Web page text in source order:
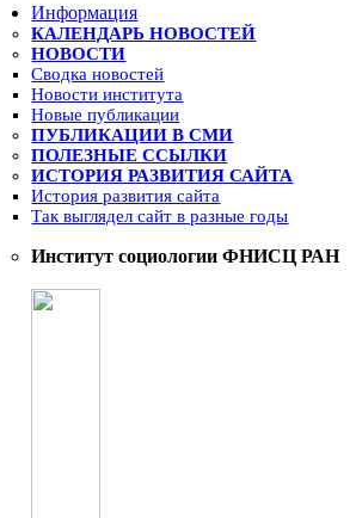
Информация
КАЛЕНДАРЬ НОВОСТЕЙ
НОВОСТИ
Сводка новостей
Новости института
Новые публикации
ПУБЛИКАЦИИ В СМИ
ПОЛЕЗНЫЕ ССЫЛКИ
ИСТОРИЯ РАЗВИТИЯ САЙТА
История развития сайта
Так выглядел сайт в разные годы
Институт социологии ФНИСЦ РАН